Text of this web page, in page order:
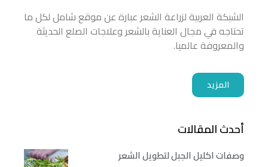
الشبكة العربية لزراعة الشعر عبارة عن موقع شامل لكل ما
تحتاجه في مجال العناية بالشعر وعلاجات الصلع الحديثة
والمعروفة عالميا.
المزيد
أحدث المقالات
وصفات اكليل الجبل لتطويل الشعر